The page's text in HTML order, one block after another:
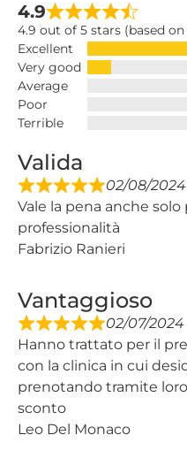
4.9
4.9 out of 5 stars (based
Excellent
Very good
Average
Poor
Terrible
Valida
02/08/2024
Vale la pena anche
professionalità
Fabrizio Ranieri
Vantaggioso
02/07/2024
Hanno trattato per il
con la clinica in cui
prenotando tramite
sconto
Leo Del Monaco